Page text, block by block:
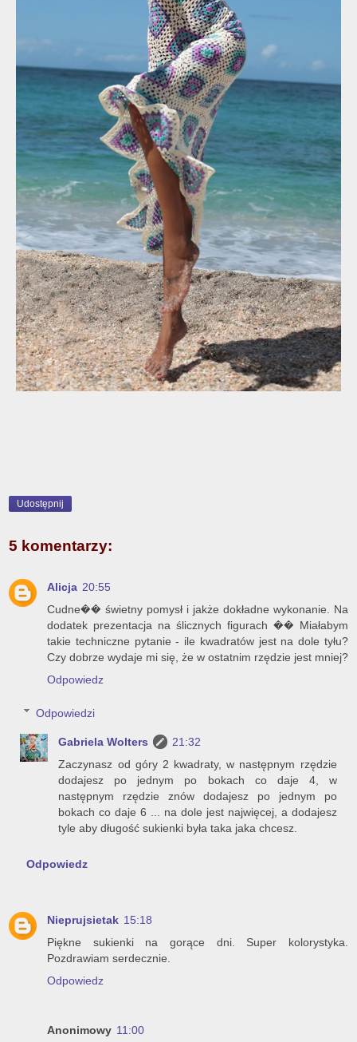
Udostępnij
5 komentarzy:
Alicja 20:55
Cudne�� świetny pomysł i jakże dokładne wykonanie. Na
dodatek prezentacja na ślicznych figurach �� Miałabym
takie techniczne pytanie - ile kwadratów jest na dole tyłu?
Czy dobrze wydaje mi się, że w ostatnim rzędzie jest mniej?
Odpowiedz
Odpowiedzi
Gabriela Wolters
21:32
Zaczynasz od góry 2 kwadraty, w następnym rzędzie
dodajesz po jednym po bokach co daje 4, w
następnym rzędzie znów dodajesz po jednym po
bokach co daje 6 ... na dole jest najwięcej, a dodajesz
tyle aby długość sukienki była taka jaka chcesz.
Odpowiedz
Nieprujsietak 15:18
Piękne sukienki na gorące dni. Super kolorystyka.
Pozdrawiam serdecznie.
Odpowiedz
Anonimowy 11:00